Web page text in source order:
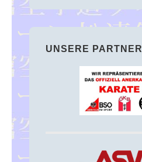
UNSERE PARTNER